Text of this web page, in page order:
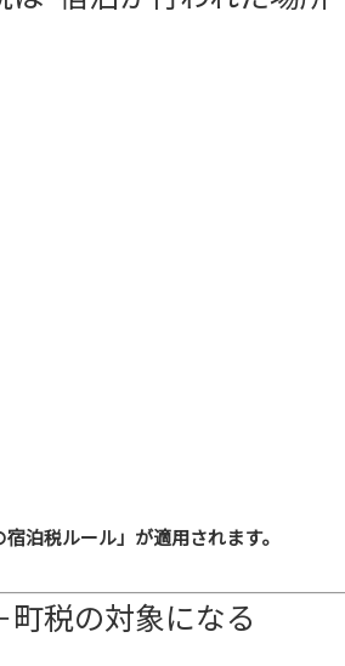
泊税ルール」が適用されます。
税の対象になる